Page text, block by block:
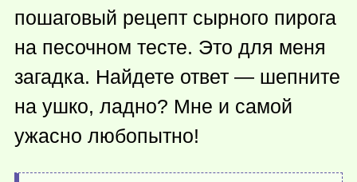
пошаговый рецепт сырного пирога
на песочном тесте. Это для меня
загадка. Найдете ответ — шепните
на ушко, ладно? Мне и самой
ужасно любопытно!